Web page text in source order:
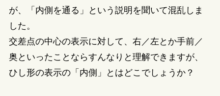
が、「内側を通る」という説明を聞いて混乱しま
した。
交差点の中心の表示に対して、右／左とか手前／
奥といったことならすんなりと理解できますが、
ひし形の表示の「内側」とはどこでしょうか？